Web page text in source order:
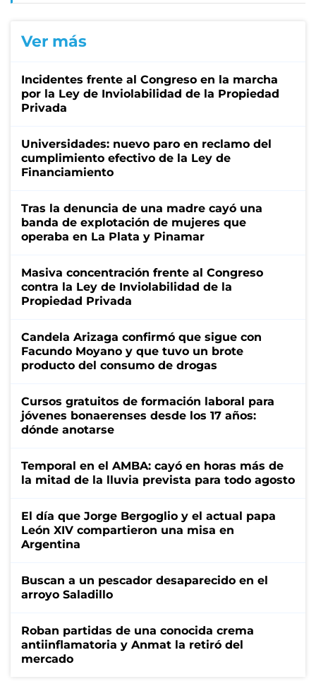
Ver más
Incidentes frente al Congreso en la marcha
por la Ley de Inviolabilidad de la Propiedad
Privada
Universidades: nuevo paro en reclamo del
cumplimiento efectivo de la Ley de
Financiamiento
Tras la denuncia de una madre cayó una
banda de explotación de mujeres que
operaba en La Plata y Pinamar
Masiva concentración frente al Congreso
contra la Ley de Inviolabilidad de la
Propiedad Privada
Candela Arizaga confirmó que sigue con
Facundo Moyano y que tuvo un brote
producto del consumo de drogas
Cursos gratuitos de formación laboral para
jóvenes bonaerenses desde los 17 años:
dónde anotarse
Temporal en el AMBA: cayó en horas más de
la mitad de la lluvia prevista para todo agosto
El día que Jorge Bergoglio y el actual papa
León XIV compartieron una misa en
Argentina
Buscan a un pescador desaparecido en el
arroyo Saladillo
Roban partidas de una conocida crema
antiinflamatoria y Anmat la retiró del
mercado